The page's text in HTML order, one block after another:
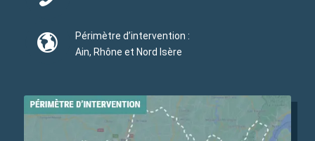
Périmètre d’intervention :
Ain, Rhône et Nord Isère